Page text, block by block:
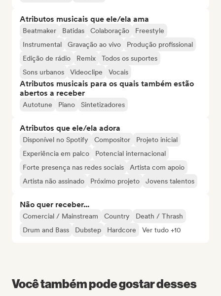
Atributos musicais que ele/ela ama
Beatmaker Batidas Colaboração
Freestyle
Instrumental
Gravação ao vivo
Produção profissional
Edição de rádio
Remix
Todos os suportes
Sons urbanos
Videoclipe Vocais
Atributos musicais para os quais também estão
abertos a receber
Autotune Piano Sintetizadores
Atributos que ele/ela adora
Disponível no Spotify Compositor
Projeto inicial
Experiência em palco
Potencial internacional
Forte presença nas redes sociais
Artista com apoio
Artista não assinado
Próximo projeto Jovens talentos
Não quer receber...
Comercial / Mainstream Country
Death / Thrash
Drum and Bass
Dubstep Hardcore Ver tudo +10
Você também pode gostar desses